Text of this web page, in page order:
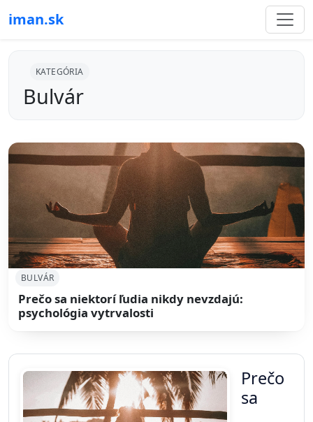
iman.sk
KATEGÓRIA
Bulvár
BULVÁR
Prečo sa niektorí ľudia nikdy nevzdajú:
psychológia vytrvalosti
Prečo
sa